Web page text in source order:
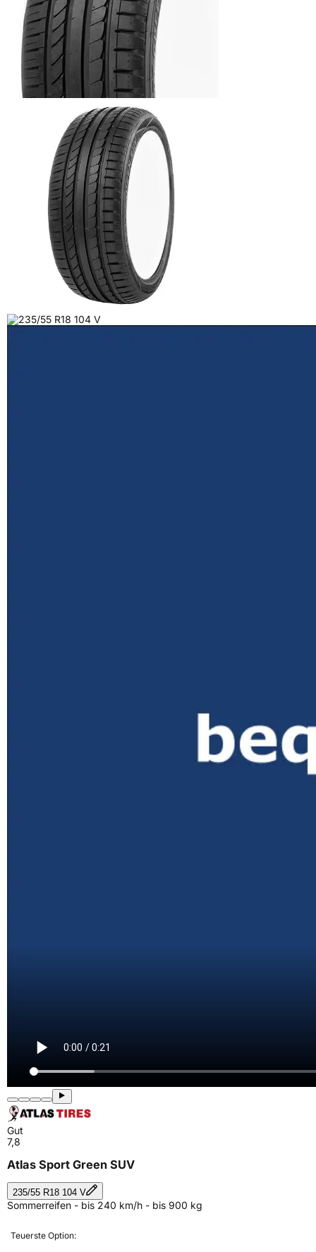
Gut
7,8
Atlas Sport Green SUV
235/55 R18 104 V
Sommerreifen - bis 240 km/h - bis 900 kg
Teuerste Option: